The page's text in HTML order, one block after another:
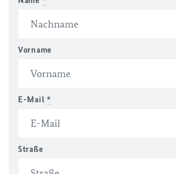
Vorname
E-Mail *
Straße